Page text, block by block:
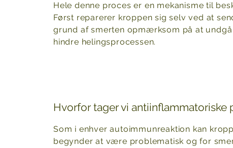
Hvorfor tager vi antiinflammatoriske
Hele denne proces er en mekanisme til
Først reparerer kroppen sig selv ved at
grund af smerten opmærksom på at
hindre helingsprocessen.
Som i enhver autoimmunreaktion kan
begynder at være problematisk og for